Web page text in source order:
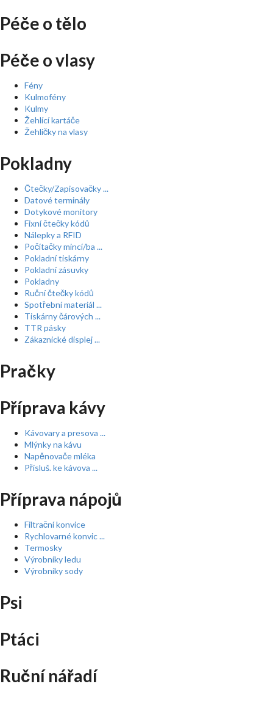
Péče o tělo
Péče o vlasy
Fény
Kulmofény
Kulmy
Žehlící kartáče
Žehličky na vlasy
Pokladny
Čtečky/Zapisovačky ...
Datové terminály
Dotykové monitory
Fixní čtečky kódů
Nálepky a RFID
Počítačky mincí/ba ...
Pokladní tiskárny
Pokladní zásuvky
Pokladny
Ruční čtečky kódů
Spotřební materiál ...
Tiskárny čárových ...
TTR pásky
Zákaznické displej ...
Pračky
Příprava kávy
Kávovary a presova ...
Mlýnky na kávu
Napěnovače mléka
Přísluš. ke kávova ...
Příprava nápojů
Filtrační konvice
Rychlovarné konvic ...
Termosky
Výrobníky ledu
Výrobníky sody
Psi
Ptáci
Ruční nářadí